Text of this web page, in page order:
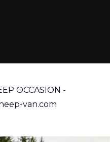
OCCASION -
van.com